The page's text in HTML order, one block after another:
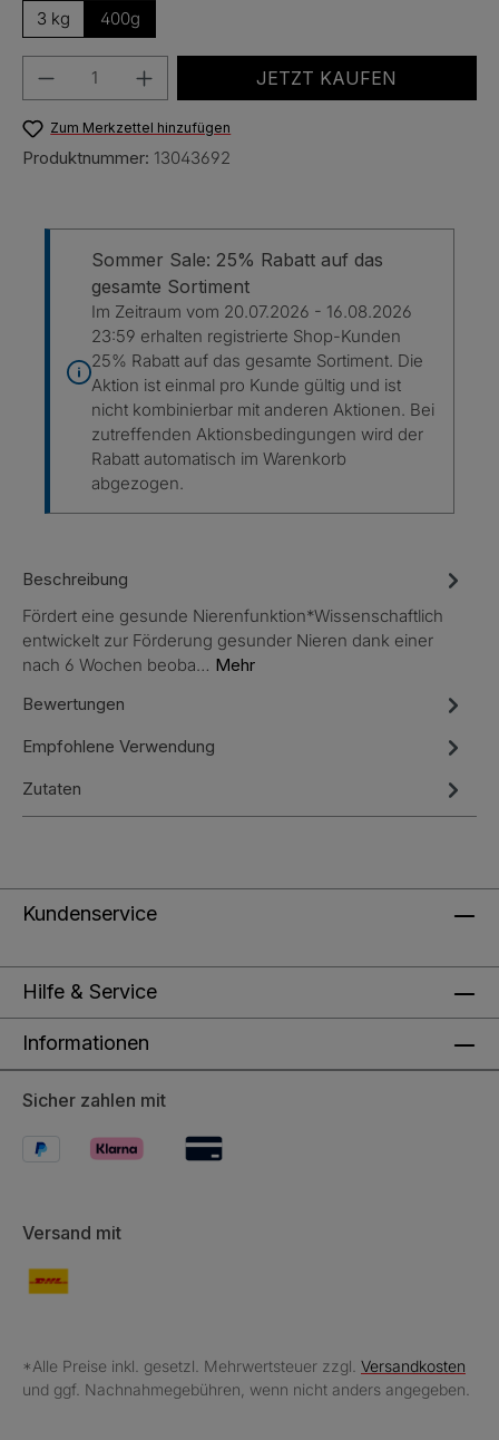
3 kg 400g
Produkt Anzahl: Gib den gewünschten
JETZT KAUFEN
Zum Merkzettel hinzufügen
Produktnummer: 13043692
Sommer Sale: 25% Rabatt auf das
gesamte Sortiment
Im Zeitraum vom 20.07.2026 - 16.08.2026
23:59 erhalten registrierte Shop-Kunden
25% Rabatt auf das gesamte Sortiment. Die
Aktion ist einmal pro Kunde gültig und ist
nicht kombinierbar mit anderen Aktionen. Bei
zutreffenden Aktionsbedingungen wird der
Rabatt automatisch im Warenkorb
abgezogen.
Beschreibung
Fördert eine gesunde Nierenfunktion*Wissenschaftlich
entwickelt zur Förderung gesunder Nieren dank einer
nach 6 Wochen beoba… Mehr
Bewertungen
Empfohlene Verwendung
Zutaten
Kundenservice
Hilfe & Service
Informationen
*Alle Preise inkl. gesetzl. Mehrwertsteuer zzgl. Versandkosten
und ggf. Nachnahmegebühren, wenn nicht anders angegeben.
Sicher zahlen mit
Versand mit